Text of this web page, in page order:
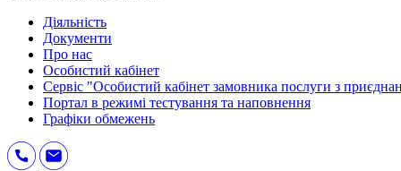
Діяльність
Документи
Про нас
Особистий кабінет
Сервіс "Особистий кабінет замовника послуги з
Портал в режимі тестування та наповнення
Графіки обмежень